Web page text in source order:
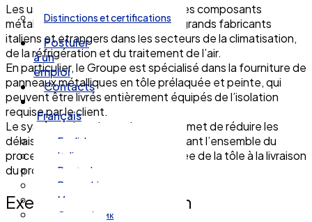
Distinctions et certifications
Postuler
à un
emploi
Contacts
Français
English
Italiano
Deutsch
Bosanski
Magyar
Српски језик
Les usines du Groupe fabriquent des composants
métalliques pour certains des plus grands fabricants
italiens et étrangers dans les secteurs de la climatisation,
de la réfrigération et du traitement de l’air.
En particulier, le Groupe est spécialisé dans la fourniture de
panneaux métalliques en tôle prélaquée et peinte, qui
peuvent être livrés entièrement équipés de l’isolation
requise par le client.
Le système de peinture interne permet de réduire les
délais de fabrication tout en maîtrisant l’ensemble du
processus de production, de l’entrée de la tôle à la livraison
du produit fini au client.
Exemples d’application